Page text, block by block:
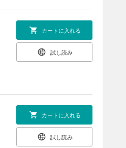
カートに入れる
試し読み
カートに入れる
試し読み